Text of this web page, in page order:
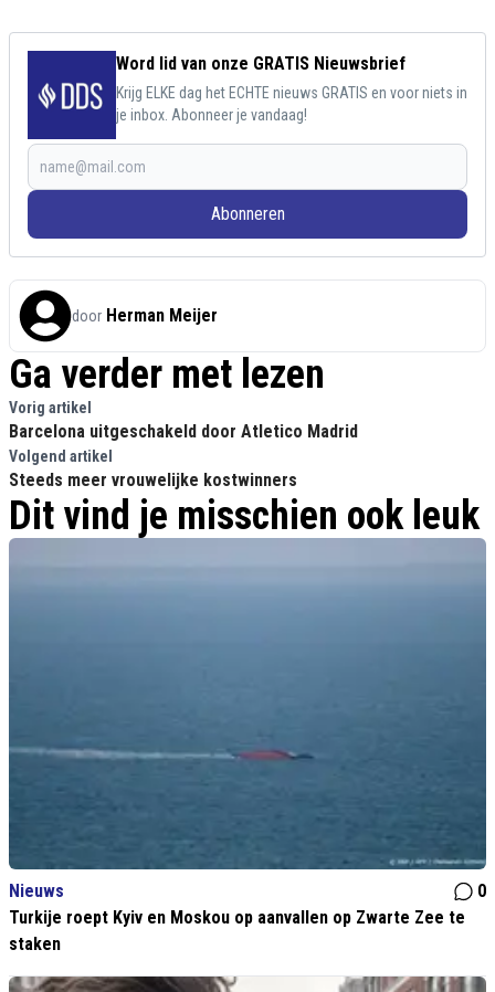
Word lid van onze GRATIS Nieuwsbrief
Krijg ELKE dag het ECHTE nieuws GRATIS en voor niets in
je inbox. Abonneer je vandaag!
Abonneren
door Herman Meijer
Ga verder met lezen
Vorig artikel
Barcelona uitgeschakeld door Atletico Madrid
Volgend artikel
Steeds meer vrouwelijke kostwinners
Dit vind je misschien ook leuk
Nieuws
0
Turkije roept Kyiv en Moskou op aanvallen op Zwarte Zee te
staken